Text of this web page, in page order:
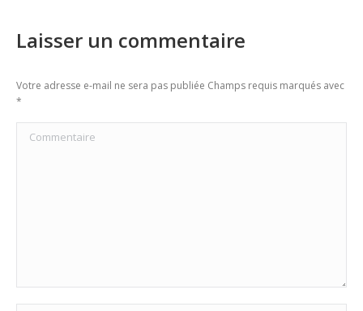
Laisser un commentaire
Votre adresse e-mail ne sera pas publiée Champs requis marqués avec
*
Commentaire